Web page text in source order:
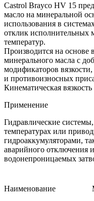
Castrol Brayco HV 15
масло на минеральной
использования в
отклик исполнительных
температур.
Производится на основе
минерального масла с
модификаторов
и противоизносных
Кинематическая
Применение
Гидравлические
температурах или
гидроаккумуляторами,
аварийного отключения
водонепроницаемых
Наименование